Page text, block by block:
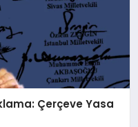
Çerçeve Yasa